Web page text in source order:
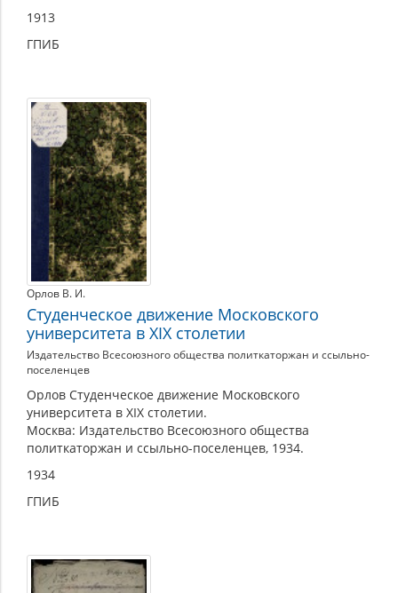
1913
ГПИБ
Орлов В. И.
Студенческое движение Московского
университета в XIX столетии
Издательство Всесоюзного общества политкаторжан и ссыльно-
поселенцев
Орлов Студенческое движение Московского
университета в XIX столетии.
Москва: Издательство Всесоюзного общества
политкаторжан и ссыльно-поселенцев, 1934.
1934
ГПИБ